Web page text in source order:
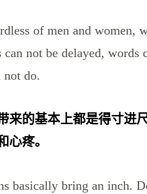
of men and women,
can not be delayed, words
not do.
来的基本上都是得寸进
心疼。
basically bring an inch.